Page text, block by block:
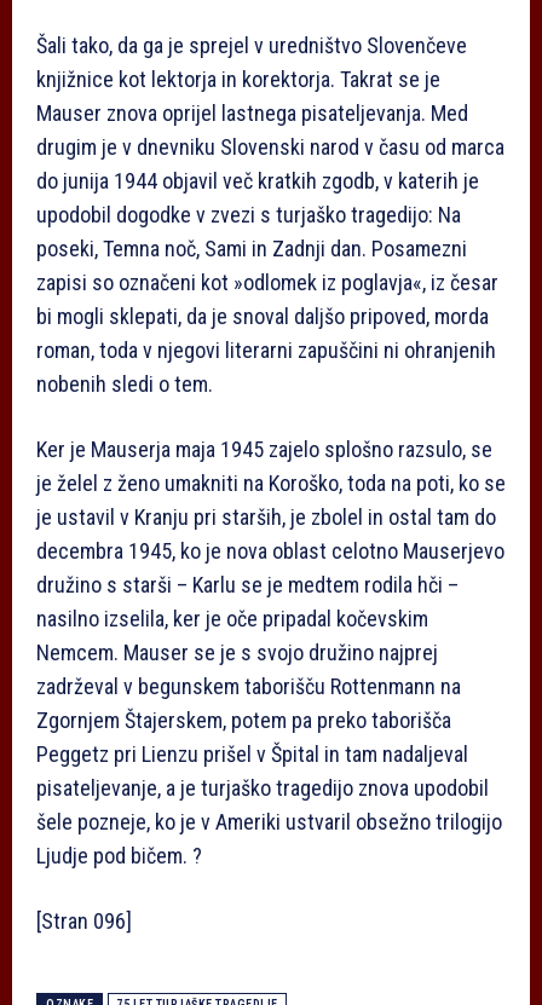
Šali tako, da ga je sprejel v uredništvo Slovenčeve
knjižnice kot lektorja in korektorja. Takrat se je
Mauser znova oprijel lastnega pisateljevanja. Med
drugim je v dnevniku Slovenski narod v času od marca
do junija 1944 objavil več kratkih zgodb, v katerih je
upodobil dogodke v zvezi s turjaško tragedijo: Na
poseki, Temna noč, Sami in Zadnji dan. Posamezni
zapisi so označeni kot »odlomek iz poglavja«, iz česar
bi mogli sklepati, da je snoval daljšo pripoved, morda
roman, toda v njegovi literarni zapuščini ni ohranjenih
nobenih sledi o tem.
Ker je Mauserja maja 1945 zajelo splošno razsulo, se
je želel z ženo umakniti na Koroško, toda na poti, ko se
je ustavil v Kranju pri starših, je zbolel in ostal tam do
decembra 1945, ko je nova oblast celotno Mauserjevo
družino s starši – Karlu se je medtem rodila hči –
nasilno izselila, ker je oče pripadal kočevskim
Nemcem. Mauser se je s svojo družino najprej
zadrževal v begunskem taborišču Rottenmann na
Zgornjem Štajerskem, potem pa preko taborišča
Peggetz pri Lienzu prišel v Špital in tam nadaljeval
pisateljevanje, a je turjaško tragedijo znova upodobil
šele pozneje, ko je v Ameriki ustvaril obsežno trilogijo
Ljudje pod bičem. ?
[Stran 096]